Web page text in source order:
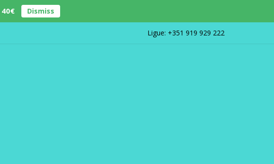
Dismiss
Ligue: +351 919 929 222